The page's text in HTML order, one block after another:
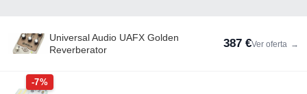
Universal Audio UAFX Golden
Reverberator
387 €Ver oferta →
-7%